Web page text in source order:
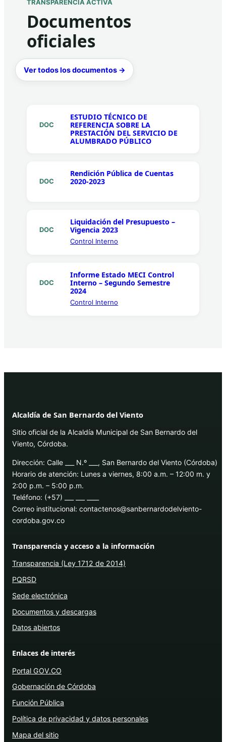
TRANSPARENCIA ACTIVA
Documentos
oficiales
Ver todos los documentos →
DOC
ESTUDIO TÉCNICO DE
REFERENCIA SOBRE LA
PRESTACIÓN DEL SERVICIO DE
ALUMBRADO PÚBLICO
DOC
Rendición Pública de Cuentas
2020-2023
DOC
Liquidación del Presupuesto –
Vigencia 2023
Control Interno
DOC
Informe Estado MECI Control
Interno – Segundo Semestre
2024
Control Interno
Alcaldía de San Bernardo del Viento
Sitio oficial de la Alcaldía Municipal de San Bernardo del
Viento, Córdoba.
Dirección: Calle ___ N.º ___, San Bernardo del Viento (Córdoba)
Horario de atención: Lunes a viernes, 8:00 a.m. – 12:00 m. y
2:00 p.m. – 5:00 p.m.
Teléfono: (+57) ___ ___ ____
Correo institucional: contactenos@sanbernardodelviento-
cordoba.gov.co
Transparencia y acceso a la información
Transparencia (Ley 1712 de 2014)
PQRSD
Sede electrónica
Documentos y descargas
Datos abiertos
Enlaces de interés
Portal GOV.CO
Gobernación de Córdoba
Función Pública
Política de privacidad y datos personales
Mapa del sitio